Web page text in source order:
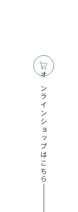
オンラインショップはこちら